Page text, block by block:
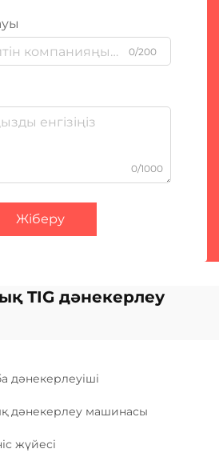
0/200
0/1000
Жіберу
TIG дәнекерлеу
дәнекерлеуіші
дәнекерлеу машинасы
жүйесі